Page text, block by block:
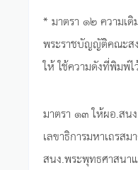
* มาตรา ๑๒ ความเ
พระราชบัญญัติคณะ
ให้ ใช้ความดังที่พิมพ์
มาตรา ๑๓ ให้ผอ.สน
เลขาธิการมหาเถรส
สนง.พระพุทธศาสนา